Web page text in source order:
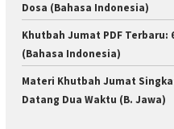
Dosa (Bahasa Indonesia)
Khutbah Jumat PDF
(Bahasa Indonesia)
Materi Khutbah Jumat
Datang Dua Waktu (B. Jawa)